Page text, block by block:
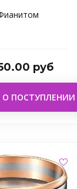
руб
ПОСТУПЛЕНИИ